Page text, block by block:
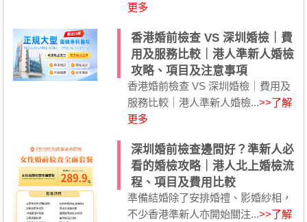
更多
香港婚前檢查 VS 深圳婚檢｜費
用及服務比較｜港人準新人婚檢
攻略、項目及注意事項
香港婚前檢查 VS 深圳婚檢｜費用及
服務比較｜港人準新人婚檢...>>了解
更多
深圳婚前檢查邊間好？準新人必
看的婚檢攻略｜港人北上婚檢流
程、項目及費用比較
準備結婚除了安排婚禮、影婚紗相，
不少香港準新人亦開始關注...>>了解